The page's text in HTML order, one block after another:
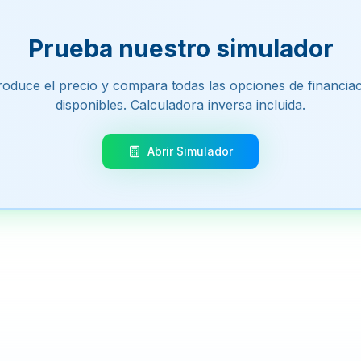
Prueba nuestro simulador
el precio y compara todas las opciones de
disponibles. Calculadora inversa incluida.
Abrir Simulador